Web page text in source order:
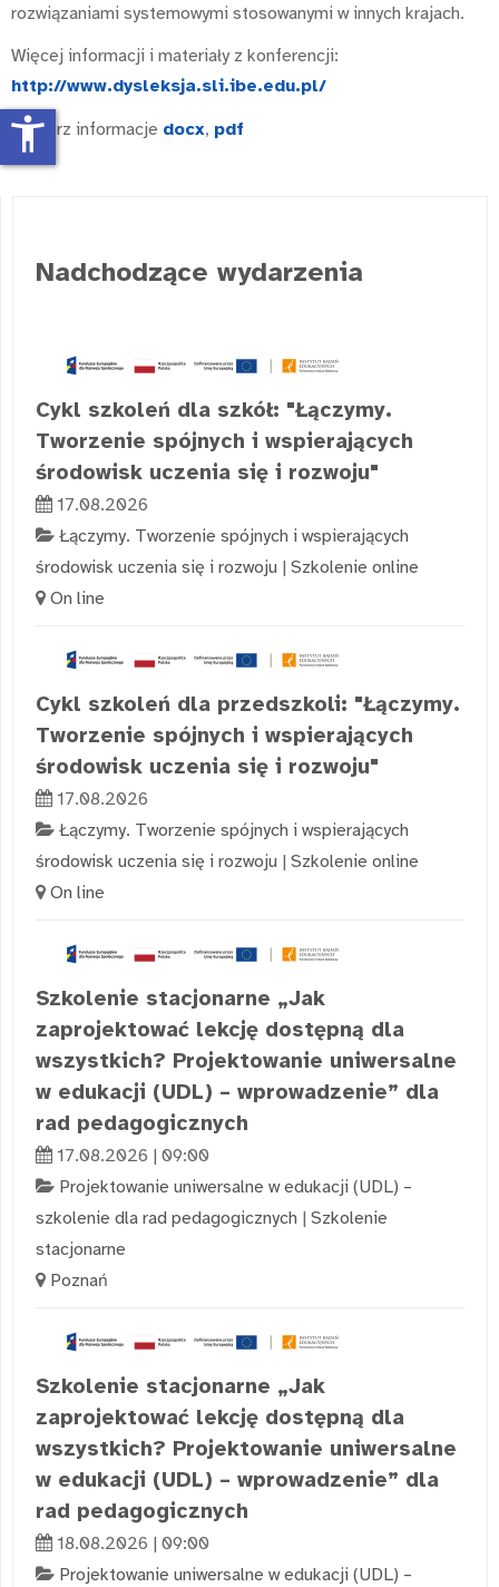
rozwiązaniami systemowymi stosowanymi w innych krajach.
Więcej informacji i materiały z konferencji:
http://www.dysleksja.sli.ibe.edu.pl/
Pobierz informacje docx, pdf
Nadchodzące wydarzenia
Cykl szkoleń dla szkół: "Łączymy.
Tworzenie spójnych i wspierających
środowisk uczenia się i rozwoju"
17.08.2026
Łączymy. Tworzenie spójnych i wspierających
środowisk uczenia się i rozwoju | Szkolenie online
On line
Cykl szkoleń dla przedszkoli: "Łączymy.
Tworzenie spójnych i wspierających
środowisk uczenia się i rozwoju"
17.08.2026
Łączymy. Tworzenie spójnych i wspierających
środowisk uczenia się i rozwoju | Szkolenie online
On line
Szkolenie stacjonarne „Jak
zaprojektować lekcję dostępną dla
wszystkich? Projektowanie uniwersalne
w edukacji (UDL) – wprowadzenie” dla
rad pedagogicznych
17.08.2026 | 09:00
Projektowanie uniwersalne w edukacji (UDL) –
szkolenie dla rad pedagogicznych | Szkolenie
stacjonarne
Poznań
Szkolenie stacjonarne „Jak
zaprojektować lekcję dostępną dla
wszystkich? Projektowanie uniwersalne
w edukacji (UDL) – wprowadzenie” dla
rad pedagogicznych
18.08.2026 | 09:00
Projektowanie uniwersalne w edukacji (UDL) –
accessibility_new